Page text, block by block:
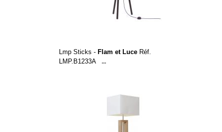
Lmp Sticks - Flam et LuceRéf.
LMP.B1233A
...